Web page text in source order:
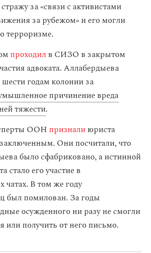
за «связи с активистами
за рубежом» и его могли
терроризме.
проходил в СИЗО в закрытом
адвоката. Аллабердыева
годам колонии за
причинение вреда
тяжести.
ООН призналиюриста
Они посчитали, что
было сфабриковано, а истинной
стало его участие в
чатах. В том же году
был помилован. За годы
осужденного ни разу не смогли
или получить от него письмо.